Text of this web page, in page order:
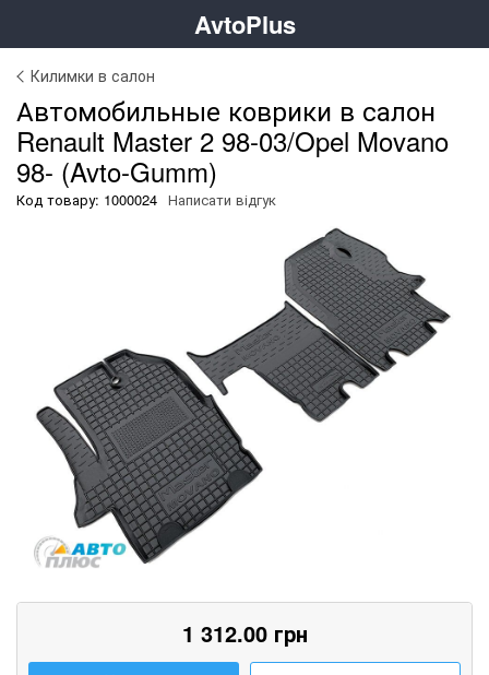
AvtoPlus
Килимки в салон
Автомобильные коврики в салон
Renault Master 2 98-03/Opel Movano
98- (Avto-Gumm)
Код товару: 1000024 Написати відгук
1 312.00грн